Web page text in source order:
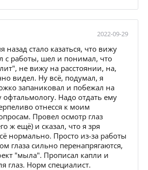
2022-09-29
назад стало казаться, что вижу
с работы, шел и понимал, что
не вижу на расстоянии, на,
видел. Ну всё, подумал, я
запаниковал и побежал на
офтальмологу. Надо отдать ему
отнесся к моим
Провел осмотр глаз
ж ещё) и сказал, что я зря
нормально. Просто из-за работы
глаза сильно перенапрягаются,
"мыла". Прописал капли и
глаз. Норм специалист.